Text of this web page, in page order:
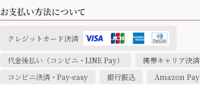
お支払い方法について
クレジットカード決済
代金後払い（コンビニ・LINE Pay）
携帯キャリア決済
コンビニ決済・Pay-easy
銀行振込
Amazon Pay